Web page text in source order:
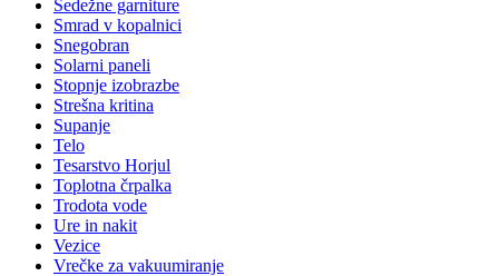
Sedežne garniture
Smrad v kopalnici
Snegobran
Solarni paneli
Stopnje izobrazbe
Strešna kritina
Supanje
Telo
Tesarstvo Horjul
Toplotna črpalka
Trodota vode
Ure in nakit
Vezice
Vrečke za vakuumiranje